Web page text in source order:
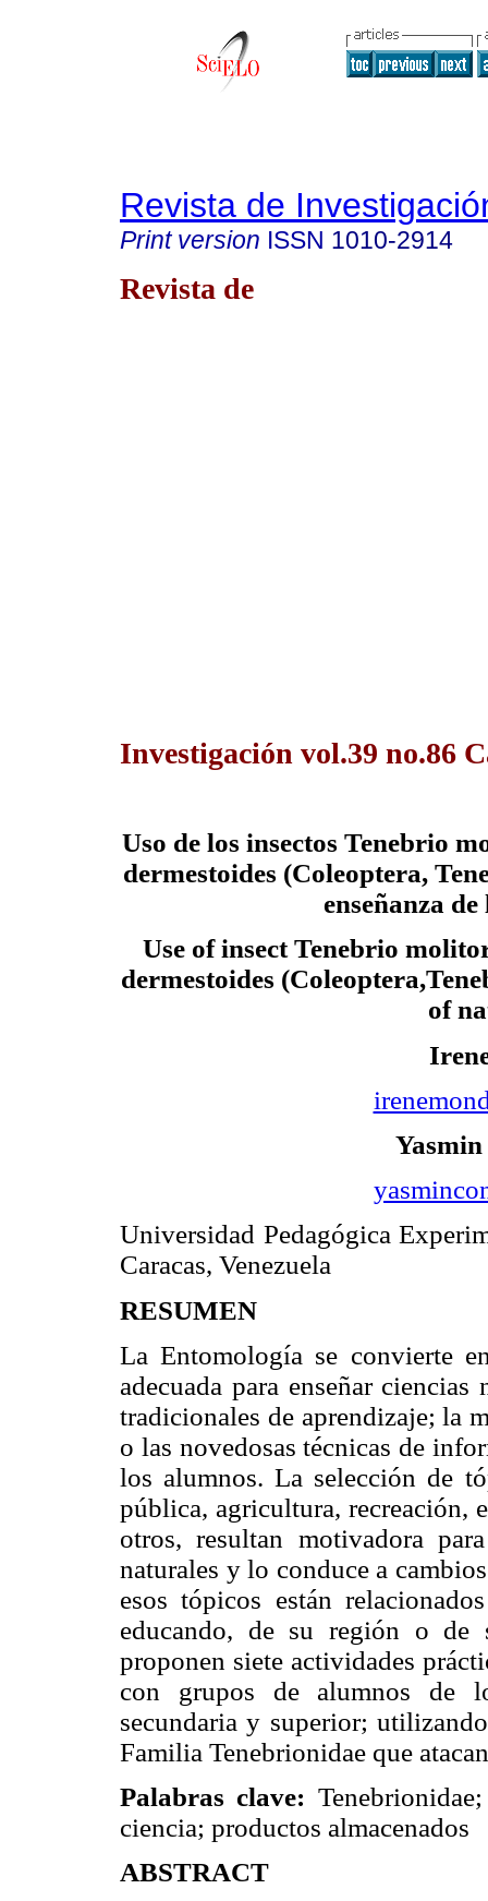
Revista de
Print version ISSN 1010-2914
Revista de
Investigación vol.39 no.86
Uso de los insectos Tenebrio
dermestoides (Coleoptera,
enseñanza
Use of insect Tenebrio
dermestoides
of
Universidad Pedagógica
Caracas, Venezuela
RESUMEN
La Entomología se convierte
adecuada para enseñar
tradicionales de aprendizaje; la
o las novedosas técnicas de
los alumnos. La selección de
pública, agricultura, recreación,
otros, resultan motivadora
naturales y lo conduce a
esos tópicos están
educando, de su región o de
proponen siete actividades
con grupos de alumnos de
secundaria y superior;
Familia Tenebrionidae que
Palabras clave:
ciencia; productos almacenados
ABSTRACT